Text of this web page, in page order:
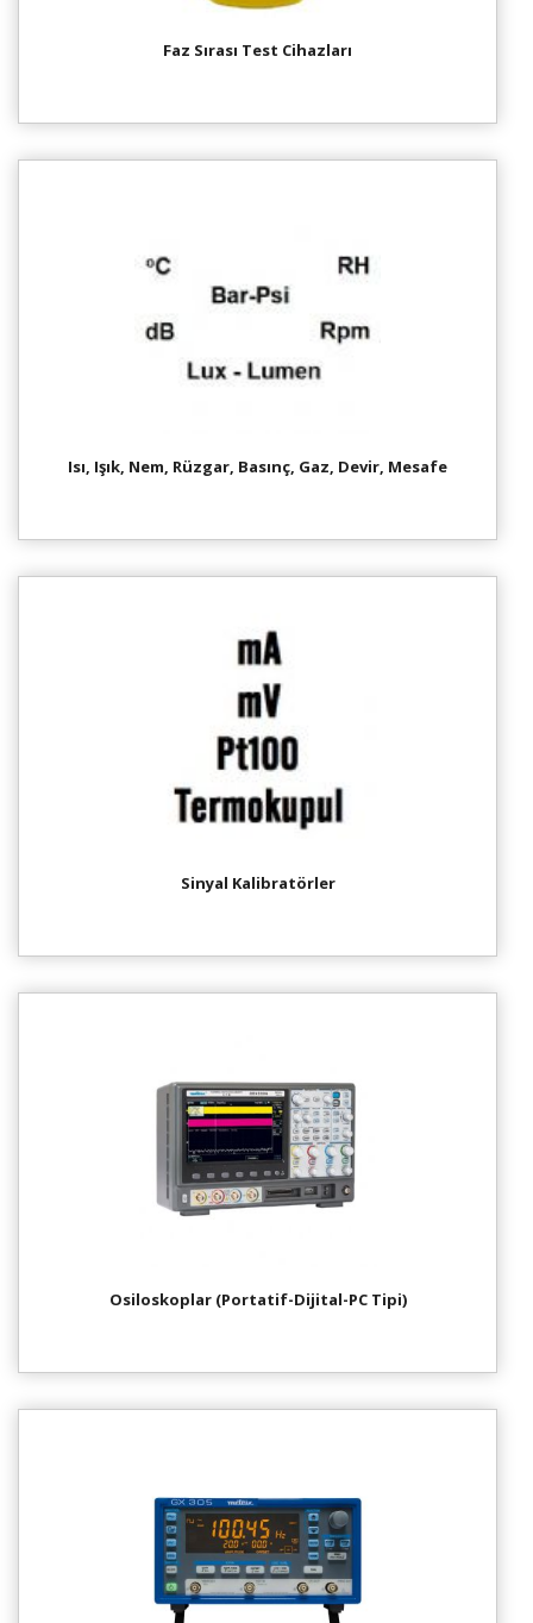
Faz Sırası Test Cihazları
Isı, Işık, Nem, Rüzgar, Basınç, Gaz, Devir, Mesafe
Sinyal Kalibratörler
Osiloskoplar (Portatif-Dijital-PC Tipi)